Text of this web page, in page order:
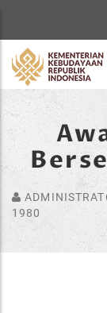
Home
1980